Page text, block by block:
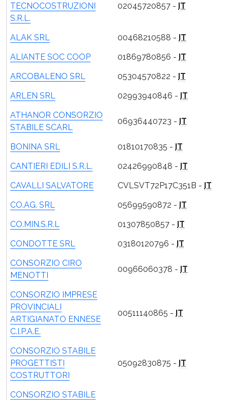
TECNOCOSTRUZIONI
S.R.L.
02045720857 - IT
ALAK SRL 00468210588 - IT
ALIANTE SOC COOP
01869780856 - IT
ARCOBALENO SRL
05304570822 - IT
ARLEN SRL
02993940846 - IT
ATHANOR CONSORZIO
STABILE SCARL
06936440723 - IT
BONINA SRL 01810170835 - IT
CANTIERI EDILI S.R.L.
02426990848 - IT
CAVALLI SALVATORE
CVLSVT72P17C351B - IT
CO.AG. SRL
05699590872 - IT
CO.MIN.S.R.L
01307850857 - IT
CONDOTTE SRL
03180120796 - IT
CONSORZIO CIRO
MENOTTI
00966060378 - IT
CONSORZIO IMPRESE
PROVINCIALI
ARTIGIANATO ENNESE
C.I.P.A.E.
00511140865 - IT
CONSORZIO STABILE
PROGETTISTI
COSTRUTTORI
05092830875 - IT
CONSORZIO STABILE